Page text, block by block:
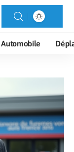
Automobile